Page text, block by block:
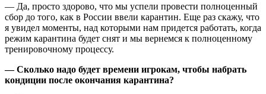
— Да, просто здорово, что мы успели провести полноценный
сбор до того, как в России ввели карантин. Еще раз скажу, что
я увидел моменты, над которыми нам придется работать, когда
режим карантина будет снят и мы вернемся к полноценному
тренировочному процессу.
— Сколько надо будет времени игрокам, чтобы набрать
кондиции после окончания карантина?